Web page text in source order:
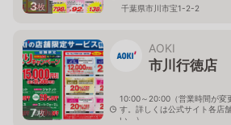
3枚
千葉県市川市宝1-2-2
7枚
AOKI
市川行徳店
10:00～20:00（営業時間が変
す。詳しくは公式サイト各店
い。）